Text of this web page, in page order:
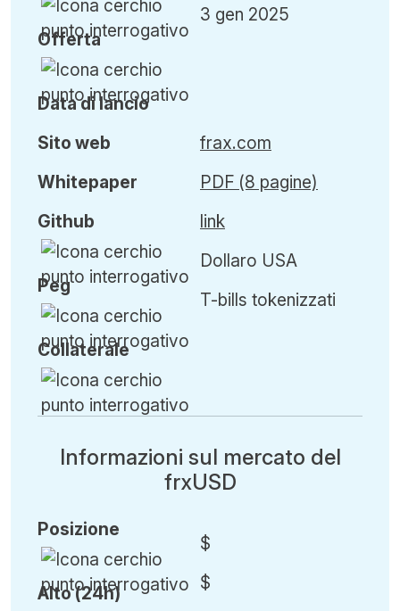
Offerta
Data di lancio
3 gen 2025
Sito web
Whitepaper
Github
Peg
Collaterale
frax.com
PDF (8 pagine)
link
Dollaro USA
T-bills tokenizzati
Informazioni sul mercato del
frxUSD
Posizione
Alto (24h)
$
$